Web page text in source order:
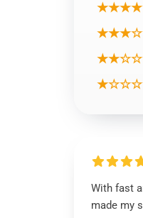
With fast
made my